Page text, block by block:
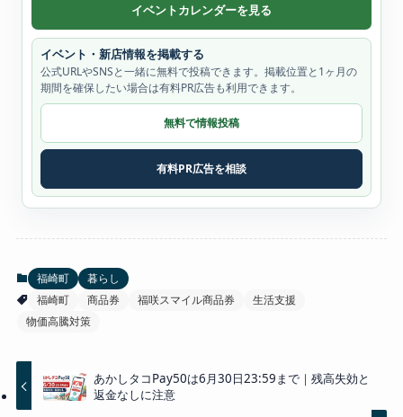
イベントカレンダーを見る
イベント・新店情報を掲載する
公式URLやSNSと一緒に無料で投稿できます。掲載位置と1ヶ月の
期間を確保したい場合は有料PR広告も利用できます。
無料で情報投稿
有料PR広告を相談
福崎町
暮らし
福崎町
商品券 福咲スマイル商品券
生活支援
物価高騰対策
あかしタコPay50は6月30日23:59まで｜残高失効と
返金なしに注意